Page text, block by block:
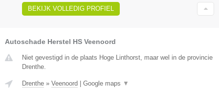
BEKIJK VOLLEDIG PROFIEL
Autoschade Herstel HS Veenoord
Niet gevestigd in de plaats Hoge Linthorst, maar wel in de provincie
Drenthe.
Drenthe » Veenoord Google maps ▼